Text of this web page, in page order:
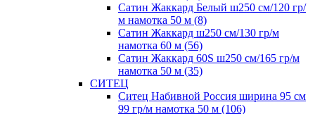
Сатин Жаккард Белый ш250 см/120 гр/
м намотка 50 м (8)
Сатин Жаккард ш250 см/130 гр/м
намотка 60 м (56)
Сатин Жаккард 60S ш250 см/165 гр/м
намотка 50 м (35)
СИТЕЦ
Ситец Набивной Россия ширина 95 см
99 гр/м намотка 50 м (106)